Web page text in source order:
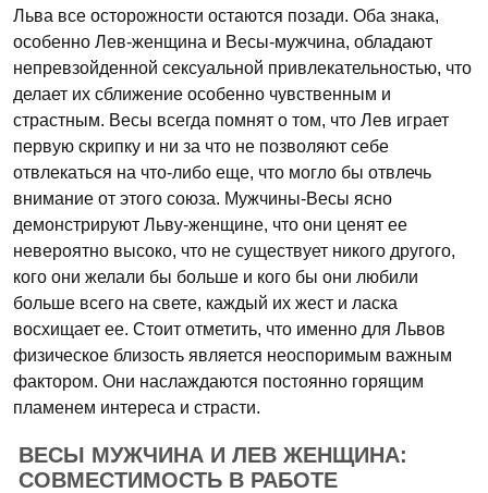
Льва все осторожности остаются позади. Оба знака,
особенно Лев-женщина и Весы-мужчина, обладают
непревзойденной сексуальной привлекательностью, что
делает их сближение особенно чувственным и
страстным. Весы всегда помнят о том, что Лев играет
первую скрипку и ни за что не позволяют себе
отвлекаться на что-либо еще, что могло бы отвлечь
внимание от этого союза. Мужчины-Весы ясно
демонстрируют Льву-женщине, что они ценят ее
невероятно высоко, что не существует никого другого,
кого они желали бы больше и кого бы они любили
больше всего на свете, каждый их жест и ласка
восхищает ее. Стоит отметить, что именно для Львов
физическое близость является неоспоримым важным
фактором. Они наслаждаются постоянно горящим
пламенем интереса и страсти.
ВЕСЫ МУЖЧИНА И ЛЕВ ЖЕНЩИНА:
СОВМЕСТИМОСТЬ В РАБОТЕ